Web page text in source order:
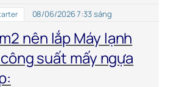
08/06/2026 7:33 sáng
2 nên lắp Máy lạnh
suất mấy ngựa